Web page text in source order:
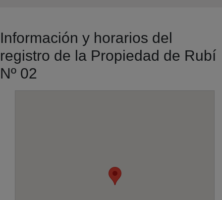
Información y horarios del
registro de la Propiedad de Rubí
Nº 02